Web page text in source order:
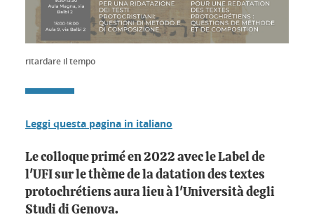
ritardare il tempo
Leggi questa pagina in italiano
Le colloque primé en 2022 avec le Label de
l'UFI sur le thème de la datation des textes
protochrétiens aura lieu à l'Università degli
Studi di Genova.